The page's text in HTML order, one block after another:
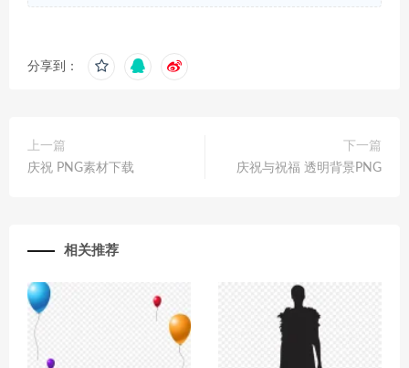
分享到：
上一篇
庆祝 PNG素材下载
下一篇
庆祝与祝福 透明背景PNG
相关推荐